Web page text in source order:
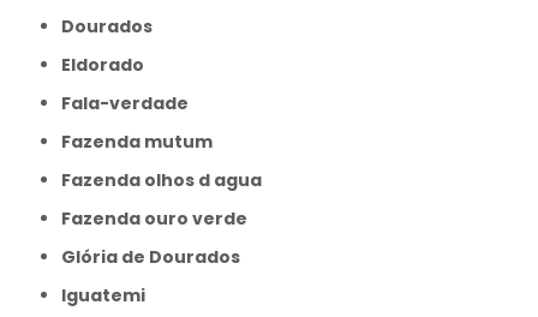
Dourados
Eldorado
Fala-verdade
Fazenda mutum
Fazenda olhos d agua
Fazenda ouro verde
Glória de Dourados
Iguatemi